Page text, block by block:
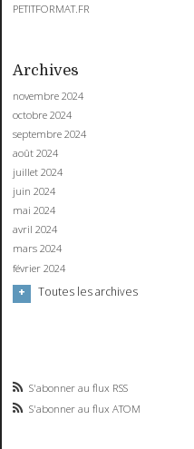
PETITFORMAT.FR
Archives
novembre 2024
octobre 2024
septembre 2024
août 2024
juillet 2024
juin 2024
mai 2024
avril 2024
mars 2024
février 2024
Toutes les archives
S'abonner au flux RSS
S'abonner au flux ATOM